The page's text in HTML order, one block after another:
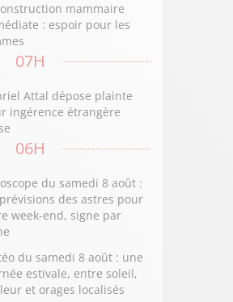
mammaire
: espoir pour les
07H
Attal dépose plainte
ingérence étrangère
06H
du samedi 8 août :
des astres pour
week-end, signe par
du samedi 8 août : une
estivale, entre soleil,
et orages localisés